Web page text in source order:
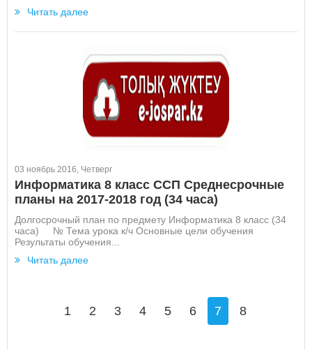
Читать далее
03 ноябрь 2016, Четверг
Информатика 8 класс ССП Среднесрочные
планы на 2017-2018 год (34 часа)
Долгосрочный план по предмету Информатика 8 класс (34
часа) № Тема урока к/ч Основные цели обучения
Результаты обучения...
Читать далее
1 2 3 4 5 6 7 8